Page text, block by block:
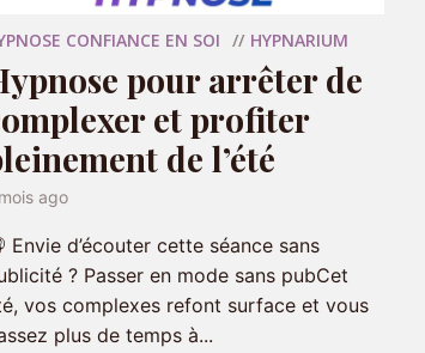
CONFIANCE EN SOI HYPNARIUM
pour arrêter de
et profiter
de l’été
ago
Envie d’écouter cette séance sans
? Passer en mode sans pubCet
vos complexes refont surface et vous
plus de temps à...